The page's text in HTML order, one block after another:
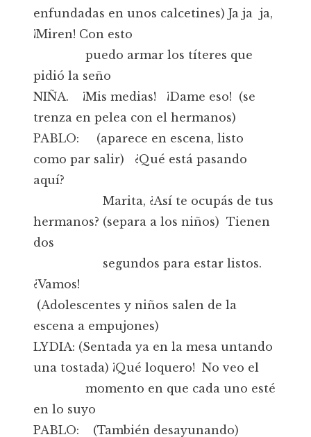
enfundadas en unos calcetines) Ja ja ja,
¡Miren! Con esto
puedo armar los títeres que
pidió la seño
NIÑA. ¡Mis medias! ¡Dame eso! (se
trenza en pelea con el hermanos)
PABLO: (aparece en escena, listo
como par salir) ¿Qué está pasando
aquí?
Marita, ¿Así te ocupás de tus
hermanos? (separa a los niños) Tienen
dos
segundos para estar listos.
¿Vamos!
(Adolescentes y niños salen de la
escena a empujones)
LYDIA: (Sentada ya en la mesa untando
una tostada) ¡Qué loquero! No veo el
momento en que cada uno esté
en lo suyo
PABLO: (También desayunando)